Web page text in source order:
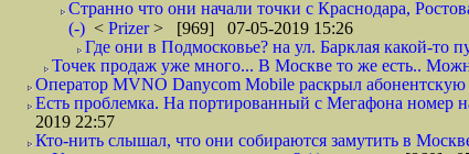
Странно что они начали точки с Краснодара,
(-) < Prizer> [969] 07-05-2019 15:26
Где они в Подмосковье? на ул. Барклая какой-то
Точек продаж уже много... В Москве то же есть..
Оператор MVNO Danycom Mobile раскрыл
Есть проблемка. На портированный с Мегафона номер
2019 22:57
Кто-нить слышал, что они собираются замутить в